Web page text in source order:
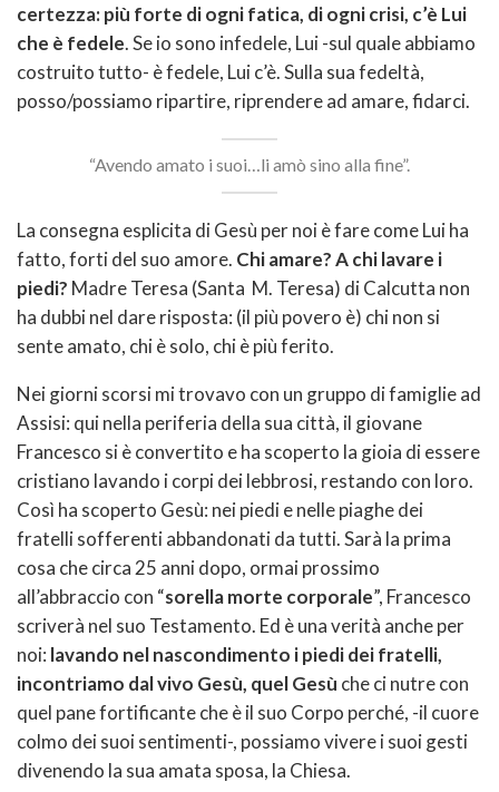
certezza: più forte di ogni fatica, di ogni crisi, c’è Lui
che è fedele. Se io sono infedele, Lui -sul quale abbiamo
costruito tutto- è fedele, Lui c’è. Sulla sua fedeltà,
posso/possiamo ripartire, riprendere ad amare, fidarci.
“Avendo amato i suoi…li amò sino alla fine”.
La consegna esplicita di Gesù per noi è fare come Lui ha
fatto, forti del suo amore. Chi amare? A chi lavare i
piedi? Madre Teresa (Santa M. Teresa) di Calcutta non
ha dubbi nel dare risposta: (il più povero è) chi non si
sente amato, chi è solo, chi è più ferito.
Nei giorni scorsi mi trovavo con un gruppo di famiglie ad
Assisi: qui nella periferia della sua città, il giovane
Francesco si è convertito e ha scoperto la gioia di essere
cristiano lavando i corpi dei lebbrosi, restando con loro.
Così ha scoperto Gesù: nei piedi e nelle piaghe dei
fratelli sofferenti abbandonati da tutti. Sarà la prima
cosa che circa 25 anni dopo, ormai prossimo
all’abbraccio con “sorella morte corporale”, Francesco
scriverà nel suo Testamento. Ed è una verità anche per
noi: lavando nel nascondimento i piedi dei fratelli,
incontriamo dal vivo Gesù, quel Gesù che ci nutre con
quel pane fortificante che è il suo Corpo perché, -il cuore
colmo dei suoi sentimenti-, possiamo vivere i suoi gesti
divenendo la sua amata sposa, la Chiesa.